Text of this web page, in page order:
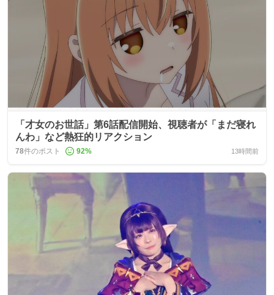
「才女のお世話」第6話配信開始、視聴者が「まだ寝れ
んわ」など熱狂的リアクション
78件のポスト 92% 13時間前